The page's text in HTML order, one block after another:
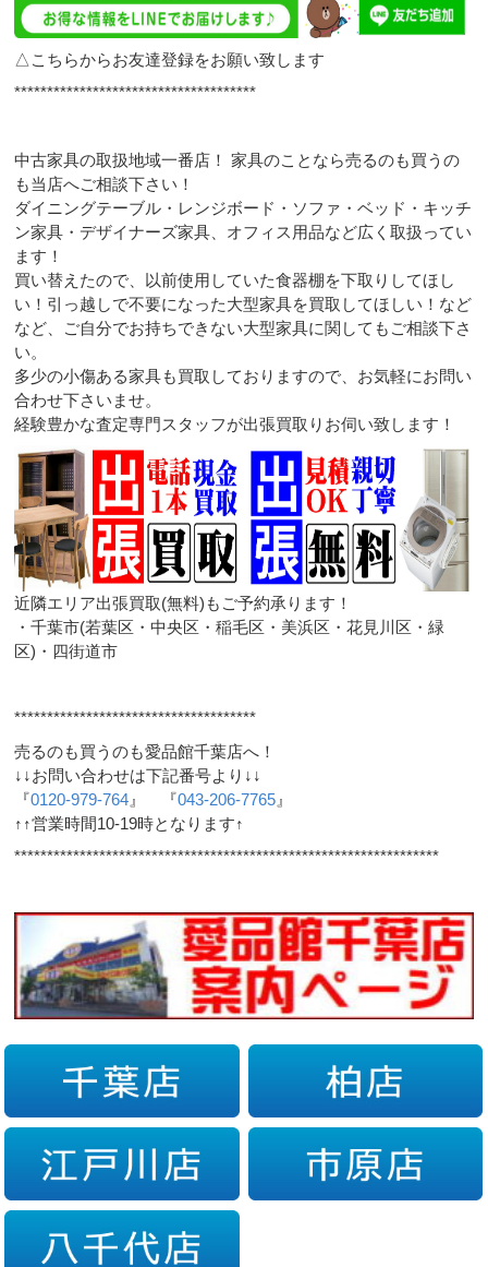
△こちらからお友達登録をお願い致します
*************************************
中古家具の取扱地域一番店！ 家具のことなら売るのも買うの
も当店へご相談下さい！
ダイニングテーブル・レンジボード・ソファ・ベッド・キッチ
ン家具・デザイナーズ家具、オフィス用品など広く取扱ってい
ます！
買い替えたので、以前使用していた食器棚を下取りしてほし
い！引っ越しで不要になった大型家具を買取してほしい！など
など、ご自分でお持ちできない大型家具に関してもご相談下さ
い。
多少の小傷ある家具も買取しておりますので、お気軽にお問い
合わせ下さいませ。
経験豊かな査定専門スタッフが出張買取りお伺い致します！
近隣エリア出張買取(無料)もご予約承ります！
・千葉市(若葉区・中央区・稲毛区・美浜区・花見川区・緑
区)・四街道市
*************************************
売るのも買うのも愛品館千葉店へ！
↓↓お問い合わせは下記番号より↓↓
『0120-979-764 』 『043-206-7765 』
↑↑営業時間10-19時となります↑
*****************************************************************